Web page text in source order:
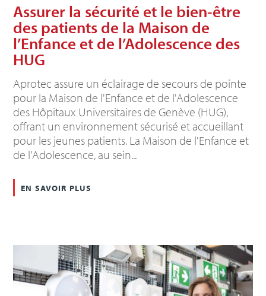
Assurer la sécurité et le bien-être
des patients de la Maison de
l’Enfance et de l’Adolescence des
HUG
Aprotec assure un éclairage de secours de pointe
pour la Maison de l'Enfance et de l'Adolescence
des Hôpitaux Universitaires de Genève (HUG),
offrant un environnement sécurisé et accueillant
pour les jeunes patients. La Maison de l'Enfance et
de l'Adolescence, au sein...
en savoir plus